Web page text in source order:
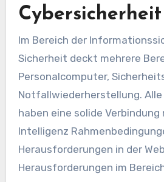
Cybersicherheit
Im Bereich der
Sicherheit deckt mehrere
Personalcomputer,
Notfallwiederherstellung.
haben eine solide Verbindung
Intelligenz
Herausforderungen in der
Herausforderungen im